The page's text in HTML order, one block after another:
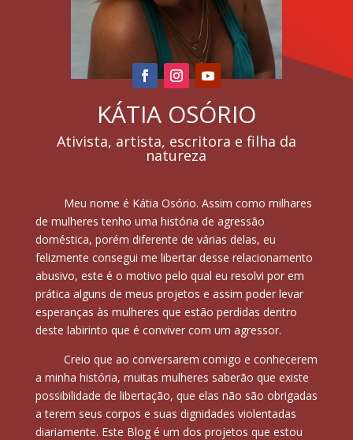
KÁTIA OSÓRIO
Ativista, artista, escritora e filha da
natureza
Meu nome é Kátia Osório. Assim como milhares
de mulheres tenho uma história de agressão
doméstica, porém diferente de várias delas, eu
felizmente consegui me libertar desse relacionamento
abusivo, este é o motivo pelo qual eu resolvi por em
prática alguns de meus projetos e assim poder levar
esperanças às mulheres que estão perdidas dentro
deste labirinto que é conviver com um agressor.
Creio que ao conversarem comigo e conhecerem
a minha história, muitas mulheres saberão que existe
possibilidade de libertação, que elas não são obrigadas
a terem seus corpos e suas dignidades violentadas
diariamente. Este Blog é um dos projetos que estou